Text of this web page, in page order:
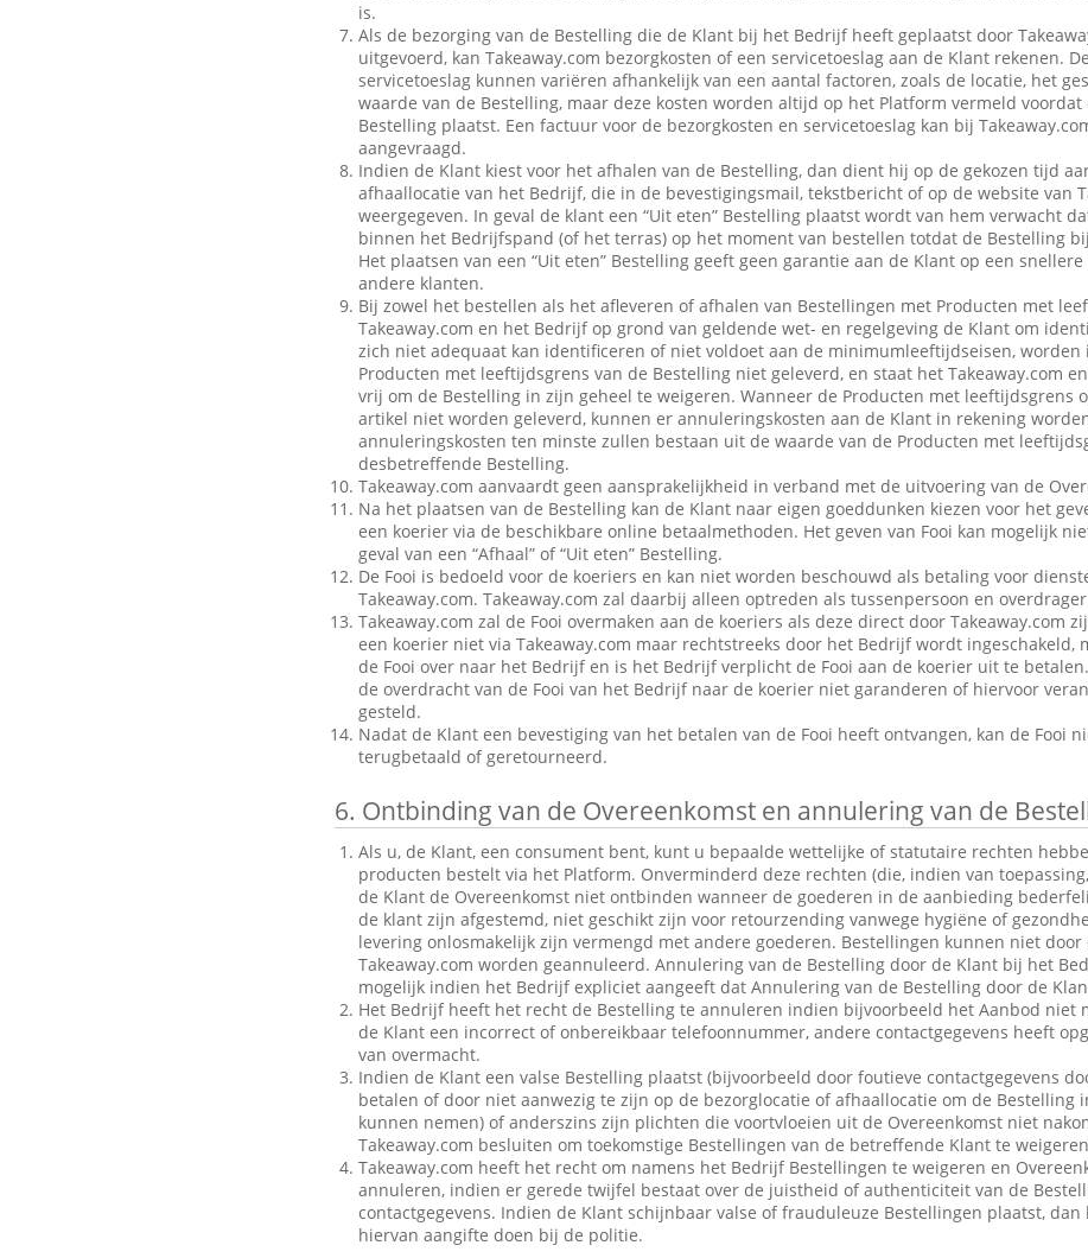
is.
Als de bezorging van de Bestelling die de Klant bij het Bedrijf heeft geplaatst door
uitgevoerd, kan Takeaway.com bezorgkosten of een servicetoeslag aan de Klant rekenen.
servicetoeslag kunnen variëren afhankelijk van een aantal factoren, zoals de locatie, het
waarde van de Bestelling, maar deze kosten worden altijd op het Platform vermeld voordat
Bestelling plaatst. Een factuur voor de bezorgkosten en servicetoeslag kan bij
aangevraagd.
Indien de Klant kiest voor het afhalen van de Bestelling, dan dient hij op de gekozen tijd
afhaallocatie van het Bedrijf, die in de bevestigingsmail, tekstbericht of op de website van
weergegeven. In geval de klant een “Uit eten” Bestelling plaatst wordt van hem verwacht
binnen het Bedrijfspand (of het terras) op het moment van bestellen totdat de Bestelling
Het plaatsen van een “Uit eten” Bestelling geeft geen garantie aan de Klant op een
andere klanten.
Bij zowel het bestellen als het afleveren of afhalen van Bestellingen met Producten met
Takeaway.com en het Bedrijf op grond van geldende wet- en regelgeving de Klant om
zich niet adequaat kan identificeren of niet voldoet aan de minimumleeftijdseisen, worden
Producten met leeftijdsgrens van de Bestelling niet geleverd, en staat het Takeaway.com
vrij om de Bestelling in zijn geheel te weigeren. Wanneer de Producten met leeftijdsgrens
artikel niet worden geleverd, kunnen er annuleringskosten aan de Klant in rekening
annuleringskosten ten minste zullen bestaan uit de waarde van de Producten met
desbetreffende Bestelling.
Takeaway.com aanvaardt geen aansprakelijkheid in verband met de uitvoering van de
Na het plaatsen van de Bestelling kan de Klant naar eigen goeddunken kiezen voor het
een koerier via de beschikbare online betaalmethoden. Het geven van Fooi kan mogelijk
geval van een “Afhaal” of “Uit eten” Bestelling.
De Fooi is bedoeld voor de koeriers en kan niet worden beschouwd als betaling voor
Takeaway.com. Takeaway.com zal daarbij alleen optreden als tussenpersoon en
Takeaway.com zal de Fooi overmaken aan de koeriers als deze direct door Takeaway.com
een koerier niet via Takeaway.com maar rechtstreeks door het Bedrijf wordt ingeschakeld,
de Fooi over naar het Bedrijf en is het Bedrijf verplicht de Fooi aan de koerier uit te
de overdracht van de Fooi van het Bedrijf naar de koerier niet garanderen of hiervoor
gesteld.
Nadat de Klant een bevestiging van het betalen van de Fooi heeft ontvangen, kan de Fooi
terugbetaald of geretourneerd.
6. Ontbinding van de Overeenkomst en annulering van de
Als u, de Klant, een consument bent, kunt u bepaalde wettelijke of statutaire rechten
producten bestelt via het Platform. Onverminderd deze rechten (die, indien van
de Klant de Overeenkomst niet ontbinden wanneer de goederen in de aanbieding
de klant zijn afgestemd, niet geschikt zijn voor retourzending vanwege hygiëne of
levering onlosmakelijk zijn vermengd met andere goederen. Bestellingen kunnen niet door
Takeaway.com worden geannuleerd. Annulering van de Bestelling door de Klant bij het
mogelijk indien het Bedrijf expliciet aangeeft dat Annulering van de Bestelling door de
Het Bedrijf heeft het recht de Bestelling te annuleren indien bijvoorbeeld het Aanbod niet
de Klant een incorrect of onbereikbaar telefoonnummer, andere contactgegevens heeft
van overmacht.
Indien de Klant een valse Bestelling plaatst (bijvoorbeeld door foutieve contactgegevens
betalen of door niet aanwezig te zijn op de bezorglocatie of afhaallocatie om de Bestelling
kunnen nemen) of anderszins zijn plichten die voortvloeien uit de Overeenkomst niet
Takeaway.com besluiten om toekomstige Bestellingen van de betreffende Klant te
Takeaway.com heeft het recht om namens het Bedrijf Bestellingen te weigeren en
annuleren, indien er gerede twijfel bestaat over de juistheid of authenticiteit van de
contactgegevens. Indien de Klant schijnbaar valse of frauduleuze Bestellingen plaatst, dan
hiervan aangifte doen bij de politie.